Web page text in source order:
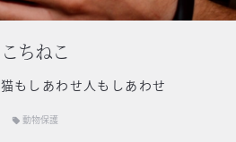
こちねこ
猫もしあわせ人もしあわせ
local_offer 動物保護